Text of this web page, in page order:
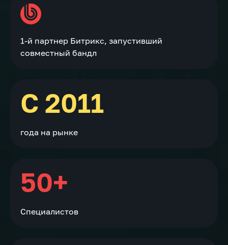
С 2011
года на рынке
50+
Специалистов
1-й партнер Битрикс, запустивший
совместный бандл